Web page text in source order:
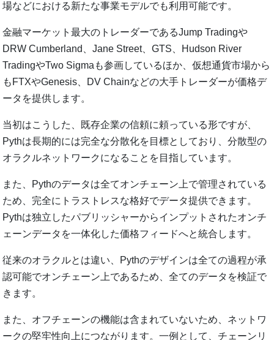
場などにおける新たな事業モデルでも利用可能です。
金融マーケット最大のトレーダーであるJump Tradingや
DRW Cumberland、Jane Street、GTS、Hudson River
TradingやTwo Sigmaも参画しているほか、仮想通貨市場から
もFTXやGenesis、DV Chainなどの大手トレーダーが価格デ
ータを提供します。
当初はこうした、既存企業の信頼に頼っている形ですが、
Pythは長期的には完全な分散化を目標としており、分散型の
オラクルネットワークになることを目指しています。
また、Pythのデータは全てオンチェーン上で管理されている
ため、完全にトラストレスな格好でデータ提供できます。
Pythは独立したパブリッシャーからインプットされたオンチ
ェーンデータを一体化した価格フィードへと統合します。
従来のオラクルとは違い、Pythのデザインは全ての過程が承
認可能でオンチェーン上であるため、全てのデータを検証で
きます。
また、オフチェーンの機能は含まれていないため、ネットワ
ークの堅牢性向上につながります。一例として、チェーンリ